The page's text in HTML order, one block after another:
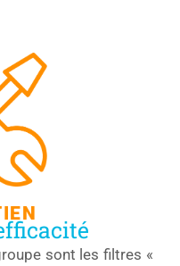
sont les filtres «